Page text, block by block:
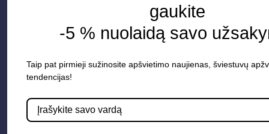
Parduotuvė
gaukite
-5 % nuolaidą savo
Taip pat pirmieji sužinosite apšvietimo naujienas, šviestuvų
tendencijas!